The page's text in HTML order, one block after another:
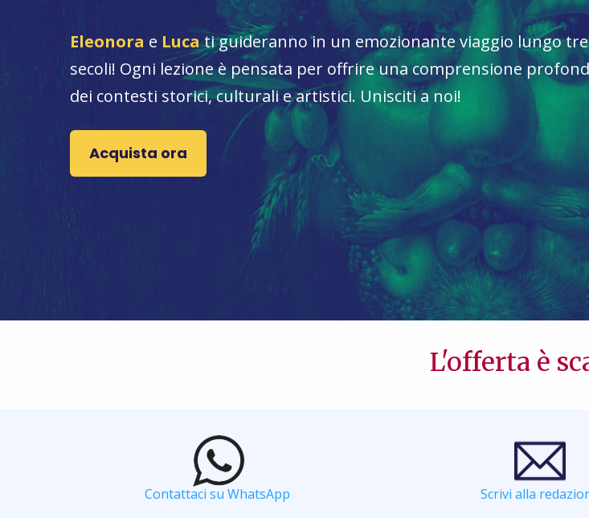
Eleonora e Lucati guideranno in un emozionante viaggio lungo tre
secoli! Ogni lezione è pensata per offrire una comprensione
dei contesti storici, culturali e artistici. Unisciti a noi!
Acquista ora
L'offerta è
Contattaci su WhatsApp Scrivi alla